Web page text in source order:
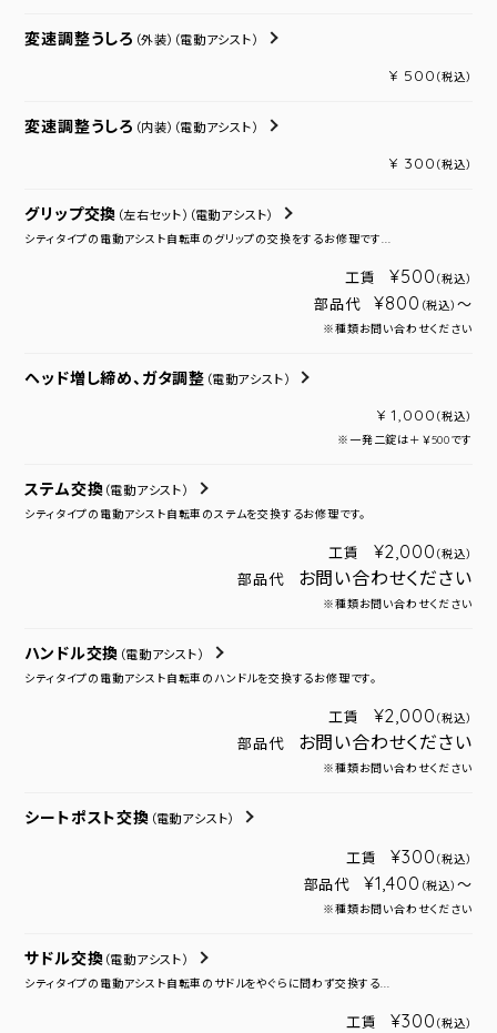
変速調整うしろ （外装） （電動アシスト）
¥ 500 （税込）
変速調整うしろ （内装） （電動アシスト）
¥ 300 （税込）
グリップ交換 （左右セット） （電動アシスト）
シティタイプの電動アシスト自転車のグリップの交換をするお修理です...
工賃 ¥500 （税込）
部品代 ¥800 （税込） ～
※種類お問い合わせください
ヘッド増し締め、ガタ調整 （電動アシスト）
¥ 1,000 （税込）
※一発二錠は＋￥500です
ステム交換 （電動アシスト）
シティタイプの電動アシスト自転車のステムを交換するお修理です。
工賃 ¥2,000 （税込）
部品代 お問い合わせください
※種類お問い合わせください
ハンドル交換 （電動アシスト）
シティタイプの電動アシスト自転車のハンドルを交換するお修理です。
工賃 ¥2,000 （税込）
部品代 お問い合わせください
※種類お問い合わせください
シートポスト交換 （電動アシスト）
工賃 ¥300 （税込）
部品代 ¥1,400 （税込） ～
※種類お問い合わせください
サドル交換 （電動アシスト）
シティタイプの電動アシスト自転車のサドルをやぐらに問わず交換する...
工賃 ¥300 （税込）